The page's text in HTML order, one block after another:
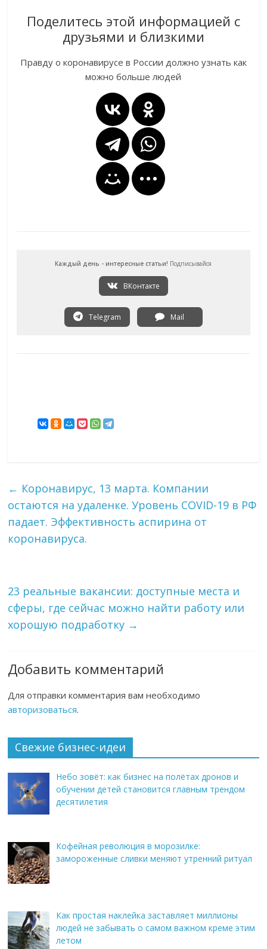
Поделитесь этой информацией с
друзьями и близкими
Правду о коронавирусе в России должно узнать как
можно больше людей
Каждый день - интересные статьи! Подписывайся
ВКонтакте
Telegram Mail
← Коронавирус, 13 марта. Компании
остаются на удаленке. Уровень COVID-19 в РФ
падает. Эффективность аспирина от
коронавируса.
23 реальные вакансии: доступные места и
сферы, где сейчас можно найти работу или
хорошую подработку →
Добавить комментарий
Для отправки комментария вам необходимо
авторизоваться.
Свежие бизнес-идеи
Небо зовёт: как бизнес на полётах дронов и
обучении детей становится главным трендом
десятилетия
Кофейная революция в морозилке:
замороженные сливки меняют утренний ритуал
Как простая наклейка заставляет миллионы
людей не забывать о самом важном креме этим
летом